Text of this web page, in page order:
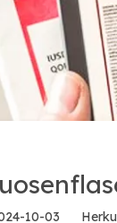
10-03